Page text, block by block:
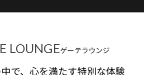
LOUNGEゲーテラウンジ
で、心を満たす特別な体験